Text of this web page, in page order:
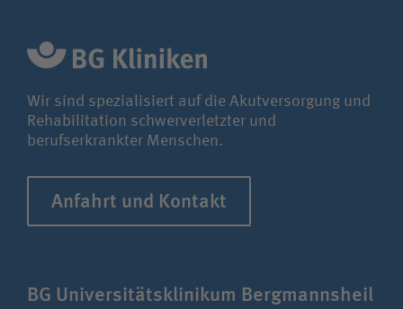
Wir sind spezialisiert auf die Akutversorgung und
Rehabilitation schwerverletzter und
berufserkrankter Menschen.
Anfahrt und Kontakt
BG Uni­ver­si­täts­klinikum Berg­manns­heil